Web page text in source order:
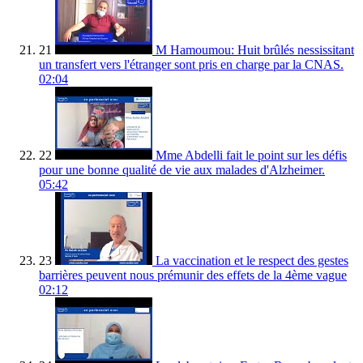
21
M Hamoumou: Huit brûlés nessissitant
un transfert vers l'étranger sont pris en charge par la CNAS.
02:04
22
Mme Abdelli fait le point sur les défis
pour une bonne qualité de vie aux malades d'Alzheimer.
05:42
23
La vaccination et le respect des gestes
barrières peuvent nous prémunir des effets de la 4ème vague
02:12